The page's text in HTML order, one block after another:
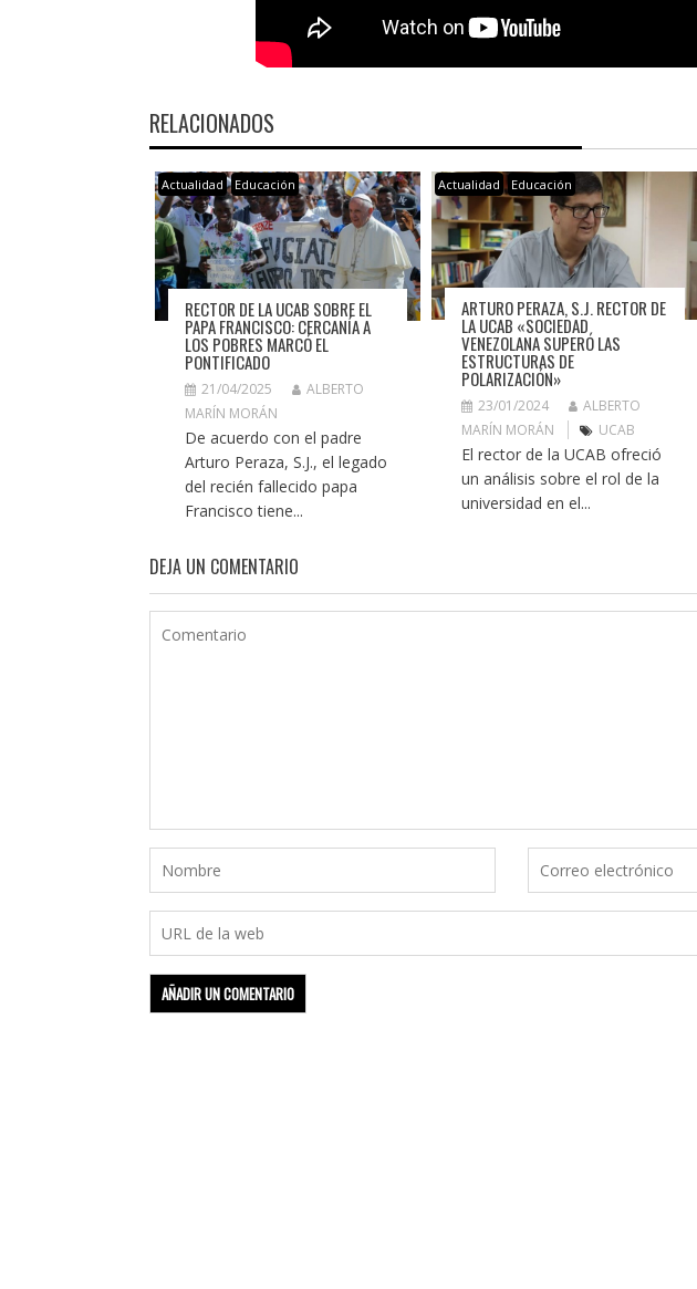
RELACIONADOS
Actualidad Educación
RECTOR DE LA UCAB SOBRE EL
PAPA FRANCISCO: CERCANÍA A
LOS POBRES MARCÓ EL
PONTIFICADO
21/04/2025
ALBERTO
MARÍN MORÁN
De acuerdo con el padre
Arturo Peraza, S.J., el legado
del recién fallecido papa
Francisco tiene...
Actualidad Educación
ARTURO PERAZA, S.J. RECTOR DE
LA UCAB «SOCIEDAD
VENEZOLANA SUPERÓ LAS
ESTRUCTURAS DE
POLARIZACIÓN»
23/01/2024
ALBERTO
MARÍN MORÁN
UCAB
El rector de la UCAB ofreció
un análisis sobre el rol de la
universidad en el...
DEJA UN COMENTARIO